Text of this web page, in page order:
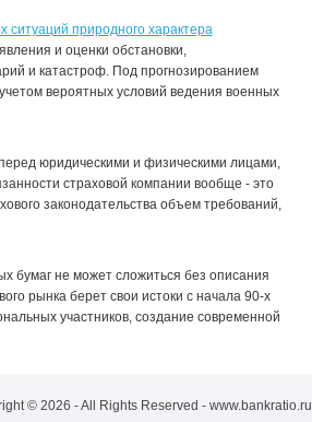
природного характера
и оценки обстановки,
и катастроф. Под прогнозированием
вероятных условий ведения военных
юридическими и физическими лицами,
страховой компании вообще - это
законодательства объем требований,
бумаг не может сложиться без описания
рынка берет свои истоки с начала 90-х
участников, создание современной
© 2026 - All Rights Reserved - www.bankratio.ru